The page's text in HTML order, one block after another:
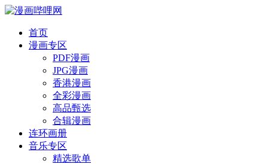
首页
漫画专区
PDF漫画
JPG漫画
香港漫画
全彩漫画
高品甄选
合辑漫画
连环画册
音乐专区
精选歌单